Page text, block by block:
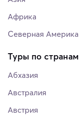
Африка
Северная Америка
Туры по странам
Абхазия
Австралия
Австрия